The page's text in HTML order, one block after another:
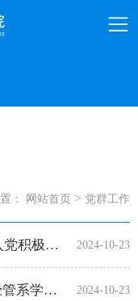
： 网站首页 > 党群工作
南湖学院党校举行2024年下学期入党积极分子培训班开班典礼暨第一讲 2024-10-23
缅怀革命先烈，传承红色基因—经管系学生党支部开展主题党日活动 2024-10-23